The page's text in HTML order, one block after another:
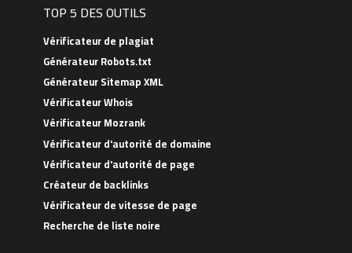
TOP 5 DES OUTILS
Vérificateur de plagiat
Générateur Robots.txt
Générateur Sitemap XML
Vérificateur Whois
Vérificateur Mozrank
Vérificateur d'autorité de domaine
Vérificateur d'autorité de page
Créateur de backlinks
Vérificateur de vitesse de page
Recherche de liste noire